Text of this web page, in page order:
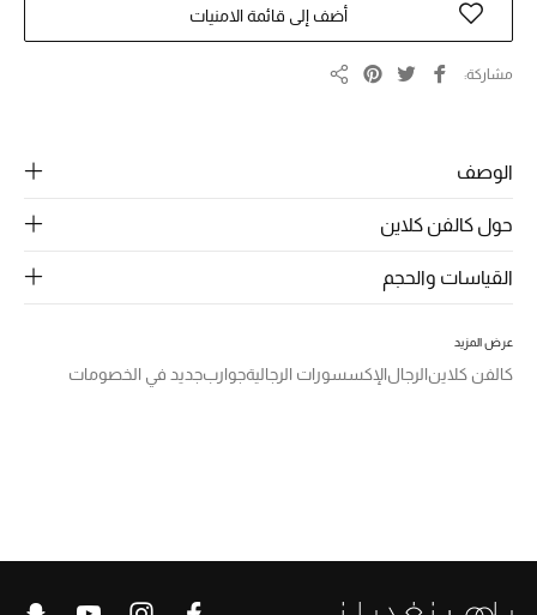
الحقائب النسائية
أحذية النسائية
الجمال
الأطفال
المجوهرات
النساء
أضف إلى قائمة الامنيات
مشاركة
الوصف
حول كالفن كلاين
القياسات والحجم
عرض المزيد
كالفن كلاينالرجالالإكسسورات الرجاليةجواربجديد في الخصومات